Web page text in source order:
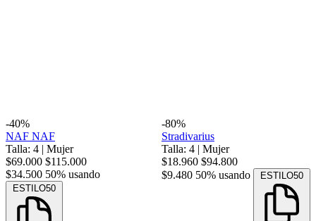
-40%
NAF NAF
Talla: 4 | Mujer
$69.000 $115.000
$34.500 50% usando
ESTILO50
-80%
Stradivarius
Talla: 4 | Mujer
$18.960 $94.800
$9.480 50% usando ESTILO50